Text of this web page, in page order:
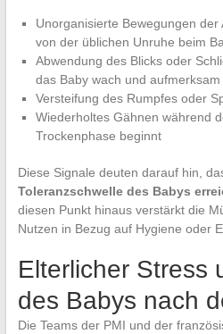
Unorganisierte Bewegungen
von der üblichen Unruhe beim
Abwendung des Blicks oder
das Baby wach und aufmerksam
Versteifung des Rumpfes oder
Wiederholtes Gähnen während
Trockenphase beginnt
Diese Signale deuten darauf hin,
Toleranzschwelle des Babys
diesen Punkt hinaus verstärkt die
Nutzen in Bezug auf Hygiene oder
Elterlicher Stress
des Babys nach
Die Teams der PMI und der